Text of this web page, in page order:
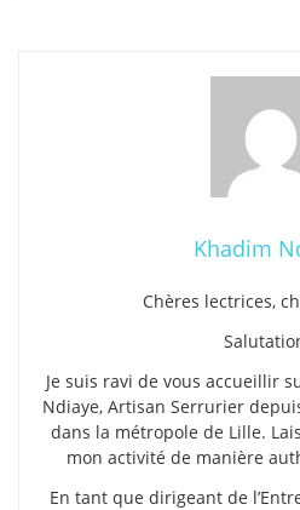
Khadim
Chères lectrices,
Je suis ravi de vous accueillir
Ndiaye, Artisan Serrurier
dans la métropole de Lille.
mon activité de manière
En tant que dirigeant de